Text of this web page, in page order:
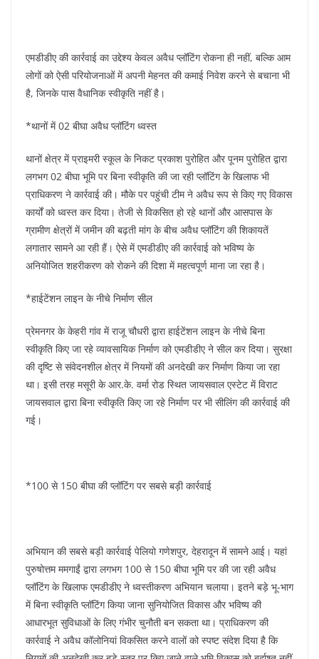
एमडीडीए की कार्रवाई का उद्देश्य केवल अवैध प्लॉटिंग रोकना ही नहीं, बल्कि आम
लोगों को ऐसी परियोजनाओं में अपनी मेहनत की कमाई निवेश करने से बचाना भी
है, जिनके पास वैधानिक स्वीकृति नहीं है।
*थानों में 02 बीघा अवैध प्लॉटिंग ध्वस्त
थानों क्षेत्र में प्राइमरी स्कूल के निकट प्रकाश पुरोहित और पूनम पुरोहित द्वारा
लगभग 02 बीघा भूमि पर बिना स्वीकृति की जा रही प्लॉटिंग के खिलाफ भी
प्राधिकरण ने कार्रवाई की। मौके पर पहुंची टीम ने अवैध रूप से किए गए विकास
कार्यों को ध्वस्त कर दिया। तेजी से विकसित हो रहे थानों और आसपास के
ग्रामीण क्षेत्रों में जमीन की बढ़ती मांग के बीच अवैध प्लॉटिंग की शिकायतें
लगातार सामने आ रही हैं। ऐसे में एमडीडीए की कार्रवाई को भविष्य के
अनियोजित शहरीकरण को रोकने की दिशा में महत्वपूर्ण माना जा रहा है।
*हाईटेंशन लाइन के नीचे निर्माण सील
प्रेमनगर के केहरी गांव में राजू चौधरी द्वारा हाईटेंशन लाइन के नीचे बिना
स्वीकृति किए जा रहे व्यावसायिक निर्माण को एमडीडीए ने सील कर दिया। सुरक्षा
की दृष्टि से संवेदनशील क्षेत्र में नियमों की अनदेखी कर निर्माण किया जा रहा
था। इसी तरह मसूरी के आर.के. वर्मा रोड स्थित जायसवाल एस्टेट में विराट
जायसवाल द्वारा बिना स्वीकृति किए जा रहे निर्माण पर भी सीलिंग की कार्रवाई की
गई।
*100 से 150 बीघा की प्लॉटिंग पर सबसे बड़ी कार्रवाई
अभियान की सबसे बड़ी कार्रवाई पेलियो गणेशपुर, देहरादून में सामने आई। यहां
पुरुषोत्तम ममगाईं द्वारा लगभग 100 से 150 बीघा भूमि पर की जा रही अवैध
प्लॉटिंग के खिलाफ एमडीडीए ने ध्वस्तीकरण अभियान चलाया। इतने बड़े भू-भाग
में बिना स्वीकृति प्लॉटिंग किया जाना सुनियोजित विकास और भविष्य की
आधारभूत सुविधाओं के लिए गंभीर चुनौती बन सकता था। प्राधिकरण की
कार्रवाई ने अवैध कॉलोनियां विकसित करने वालों को स्पष्ट संदेश दिया है कि